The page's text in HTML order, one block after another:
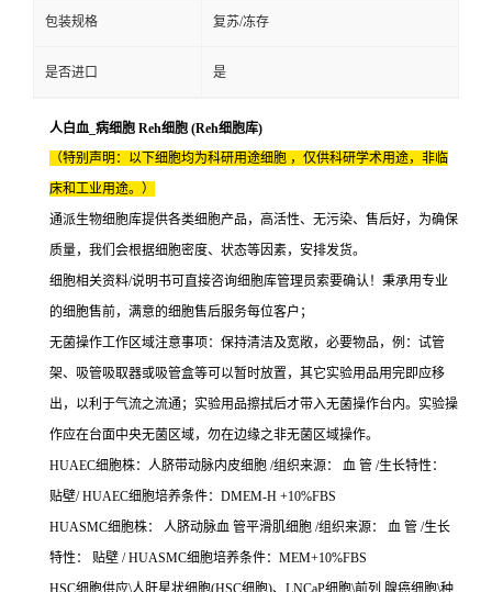
包装规格 复苏/冻存
是否进口 是
人白血_病细胞 Reh细胞 (Reh细胞库)
（特别声明：以下细胞均为科研用途细胞 ，仅供科研学术用途，非临
床和工业用途。）
通派生物细胞库提供各类细胞产品，高活性、无污染、售后好，为确保
质量，我们会根据细胞密度、状态等因素，安排发货。
细胞相关资料/说明书可直接咨询细胞库管理员索要确认！秉承用专业
的细胞售前，满意的细胞售后服务每位客户；
无菌操作工作区域注意事项：保持清洁及宽敞，必要物品，例：试管
架、吸管吸取器或吸管盒等可以暂时放置，其它实验用品用完即应移
出，以利于气流之流通；实验用品擦拭后才带入无菌操作台内。实验操
作应在台面中央无菌区域，勿在边缘之非无菌区域操作。
HUAEC细胞株：人脐带动脉内皮细胞 /组织来源： 血 管 /生长特性：
贴壁/ HUAEC细胞培养条件：DMEM-H +10%FBS
HUASMC细胞株： 人脐动脉血 管平滑肌细胞 /组织来源： 血 管 /生长
特性： 贴壁 / HUASMC细胞培养条件：MEM+10%FBS
HSC细胞供应\人肝星状细胞(HSC细胞)、LNCaP细胞\前列 腺癌细胞\种